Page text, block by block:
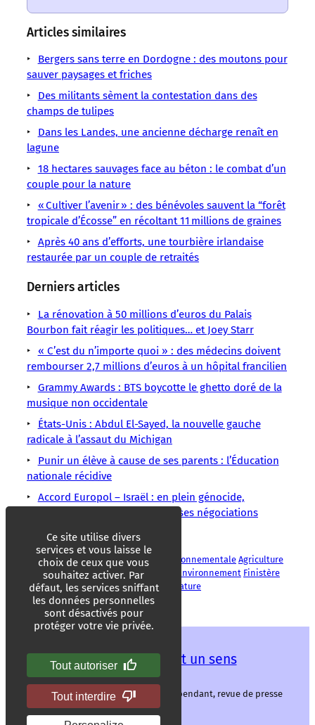
sens
/
LMOUS
–
Accaparement
des
Action
un
sens
LMOUS
–
Agriculture
Agriculture
Bio
un
sens
LMOUS
–
Environnement
Initiatives
LMOUS
–
environnementale
le
LMOUS
face
des
par
LMOUS
l’agro-
citoyens
LMOUS
coopérative
acheter
hectares
Articles similaires
Bergers sans terre en Dordogne : des moutons pour
sauver paysages et friches
Des militants sèment la contestation dans des
champs de tulipes
Dans les Landes, une ancienne décharge renaît en
lagune
18 hectares sauvages face au béton : le combat d’un
couple pour la nature
« Cultiver l’avenir » : des bénévoles sauvent la “forêt
tropicale d’Écosse” en récoltant 11 millions de graines
Après 40 ans d’efforts, une tourbière irlandaise
restaurée par un couple de retraités
Derniers articles
La rénovation à 50 millions d’euros du Palais
Bourbon fait réagir les politiques… et Joey Starr
« C’est du n’importe quoi » : des médecins doivent
rembourser 2,7 millions d’euros à un hôpital francilien
Grammy Awards : BTS boycotte le ghetto doré de la
musique non occidentale
États-Unis : Abdul El-Sayed, la nouvelle gauche
radicale à l’assaut du Michigan
Punir un élève à cause de ses parents : l’Éducation
nationale récidive
Accord Europol – Israël : en plein génocide,
Bruxelles poursuit secrètement ses négociations
Accaparement des terres Action environnementale Agriculture
Agriculture Bio Douarnenez Écologie Environnement Finistère
Initiatives Lutte environnementale Nature
Les mots ont un sens
Les mots ont un sens, média libre et indépendant, revue de presse
alternative.
Ce site utilise divers
services et vous laisse le
choix de ceux que vous
souhaitez activer. Par
défaut, les services sniffant
les données personnelles
sont désactivés pour
protéger votre vie privée.
Tout autoriser
Tout interdire